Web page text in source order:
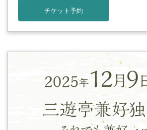
チケット予約